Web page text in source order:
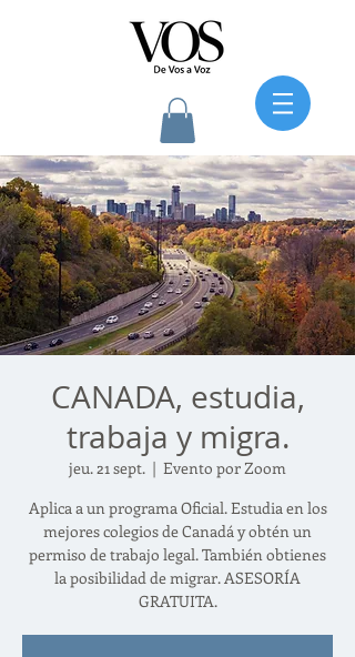
CANADA, estudia,
trabaja y migra.
jeu. 21 sept.
  |
Evento por Zoom
Aplica a un programa Oficial. Estudia en los
mejores colegios de Canadá y obtén un
permiso de trabajo legal. También obtienes
la posibilidad de migrar. ASESORÍA
GRATUITA.